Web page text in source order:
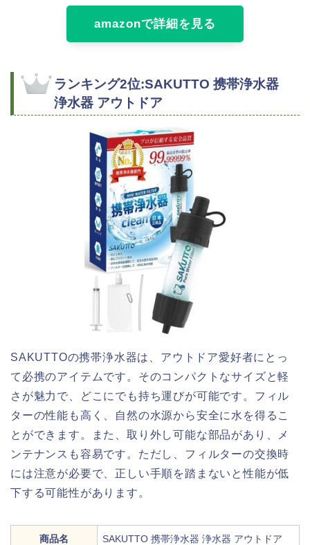
amazonで詳細を見る
ランキング2位:SAKUTTO 携帯浄水器
浄水器 アウトドア
SAKUTTOの携帯浄水器は、アウトドア愛好者にとっ
て必携のアイテムです。そのコンパクトなサイズと軽
さが魅力で、どこにでも持ち運びが可能です。フィル
ターの性能も高く、自然の水源から安全に水を得るこ
とができます。また、取り外し可能な部品があり、メ
ンテナンスも容易です。ただし、フィルターの交換時
には注意が必要で、正しい手順を踏まないと性能が低
下する可能性があります。
商品名 SAKUTTO 携帯浄水器 浄水器 アウトドア